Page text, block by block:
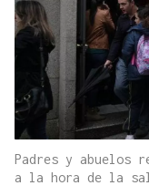
Padres y abuelos
a la hora de la